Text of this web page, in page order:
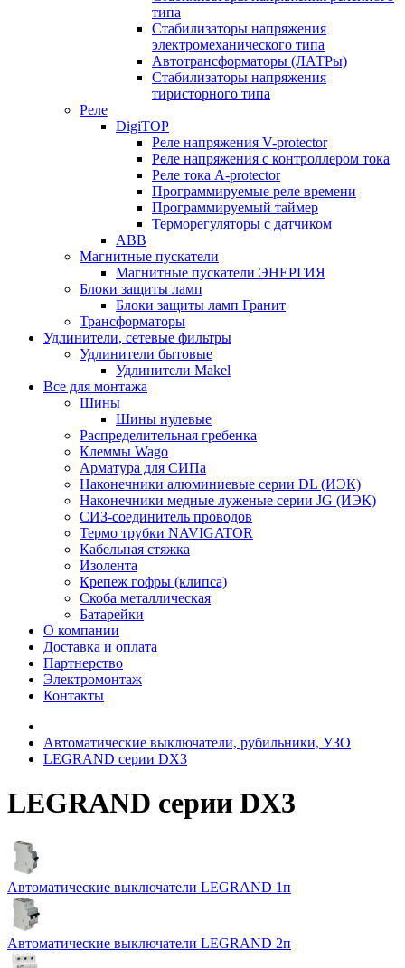
типа
Стабилизаторы напряжения
электромеханического типа
Автотрансформаторы (ЛАТРы)
Стабилизаторы напряжения
тиристорного типа
Реле
DigiTOP
Реле напряжения V-protector
Реле напряжения с контроллером тока
Реле тока A-protector
Программируемые реле времени
Программируемый таймер
Терморегуляторы с датчиком
ABB
Магнитные пускатели
Магнитные пускатели ЭНЕРГИЯ
Блоки защиты ламп
Блоки защиты ламп Гранит
Трансформаторы
Удлинители, сетевые фильтры
Удлинители бытовые
Удлинители Makel
Все для монтажа
Шины
Шины нулевые
Распределительная гребенка
Клеммы Wago
Арматура для СИПа
Наконечники алюминиевые серии DL (ИЭК)
Наконечники медные луженые серии JG (ИЭК)
СИЗ-соединитель проводов
Термо трубки NAVIGATOR
Кабельная стяжка
Изолента
Крепеж гофры (клипса)
Скоба металлическая
Батарейки
О компании
Доставка и оплата
Партнерство
Электромонтаж
Контакты
Автоматические выключатели, рубильники, УЗО
LEGRAND серии DХ3
LEGRAND серии DХ3
Автоматические выключатели LEGRAND 1п
Автоматические выключатели LEGRAND 2п